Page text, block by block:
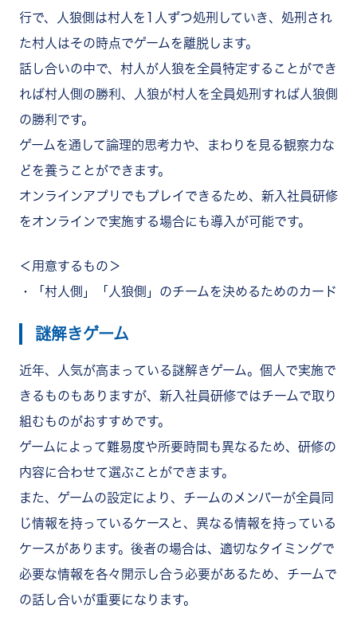
行で、人狼側は村人を1人ずつ処刑していき、処刑され
た村人はその時点でゲームを離脱します。
話し合いの中で、村人が人狼を全員特定することができ
れば村人側の勝利、人狼が村人を全員処刑すれば人狼側
の勝利です。
ゲームを通して論理的思考力や、まわりを見る観察力な
どを養うことができます。
オンラインアプリでもプレイできるため、新入社員研修
をオンラインで実施する場合にも導入が可能です。
＜用意するもの＞
・「村人側」「人狼側」のチームを決めるためのカード
謎解きゲーム
近年、人気が高まっている謎解きゲーム。個人で実施で
きるものもありますが、新入社員研修ではチームで取り
組むものがおすすめです。
ゲームによって難易度や所要時間も異なるため、研修の
内容に合わせて選ぶことができます。
また、ゲームの設定により、チームのメンバーが全員同
じ情報を持っているケースと、異なる情報を持っている
ケースがあります。後者の場合は、適切なタイミングで
必要な情報を各々開示し合う必要があるため、チームで
の話し合いが重要になります。